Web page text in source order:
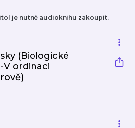
je nutné audioknihu zakoupit.
(Biologické
V ordinaci